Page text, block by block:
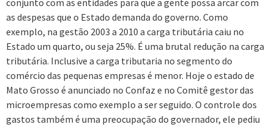
conjunto com as entidades para que a gente possa arcar com
as despesas que o Estado demanda do governo. Como
exemplo, na gestão 2003 a 2010 a carga tributária caiu no
Estado um quarto, ou seja 25%. É uma brutal redução na carga
tributária. Inclusive a carga tributaria no segmento do
comércio das pequenas empresas é menor. Hoje o estado de
Mato Grosso é anunciado no Confaz e no Comitê gestor das
microempresas como exemplo a ser seguido. O controle dos
gastos também é uma preocupação do governador, ele pediu